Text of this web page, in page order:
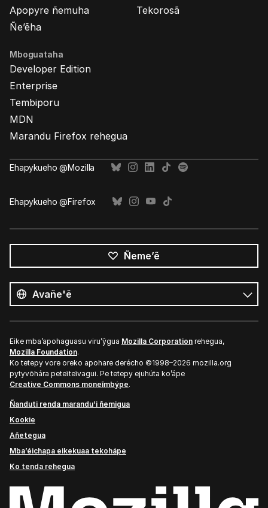
Apopyre ñemuha
Ñe’ẽha
Tekorosã
Mboguataha
Developer Edition
Enterprise
Tembiporu
MDN
Marandu Firefox rehegua
Ehapykueho @Mozilla
Ehapykueho @Firefox
Ñeme’ẽ
ñe’ẽ
Ñe’ẽ
Eike mba’apohaguasu viru’ỹgua Mozilla Corporation rehegua,
Mozilla Foundation.
Ko tetepy vore oreko apohare derécho ©1998–2026 mozilla.org
pytyvõhára peteĩteĩvagui. Pe tetepy ejuhúta ko’ápe
Creative Commons moneĩmbýpe.
Ñanduti renda marandu’i ñemigua
Kookie
Añetegua
Mba’éichapa eikekuaa tekohápe
Ko tenda rehegua